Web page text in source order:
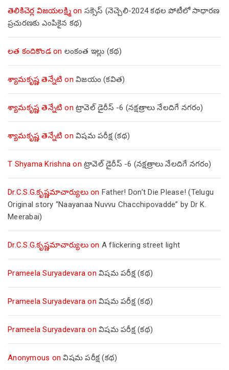
తెలికిచెర్ల విజయలక్ష్మిon సక్సెస్ (నెచ్చెలి-2024 కథల పోటీలో సాధారణ
ప్రచురణకు ఎంపికైన కథ)
లత కందికొండon లంకంత ఇల్లు (కథ)
శ్యామకృష్ణ తెన్నేటి on విజయం (కవిత)
శ్యామకృష్ణ తెన్నేటి on ట్రావెల్ డైరీస్ -6 (నక్షత్రాలు నేలదిగే నగరం)
శ్యామకృష్ణ తెన్నేటి on విషమ పరీక్ష (క‌థ‌)
T Shyama Krishna on ట్రావెల్ డైరీస్ -6 (నక్షత్రాలు నేలదిగే నగరం)
Dr.C.S.G.కృష్ణమాచార్యులుon Father! Don’t Die Please! (Telugu
Original story “Naayanaa Nuvvu Chacchipovadde” by Dr K.
Meerabai)
Dr.C.S.G.కృష్ణమాచార్యులుon A flickering street light
Prameela Suryadevara on విషమ పరీక్ష (క‌థ‌)
Prameela Suryadevara on విషమ పరీక్ష (క‌థ‌)
Prameela Suryadevara on విషమ పరీక్ష (క‌థ‌)
Anonymous onవిషమ పరీక్ష (క‌థ‌)